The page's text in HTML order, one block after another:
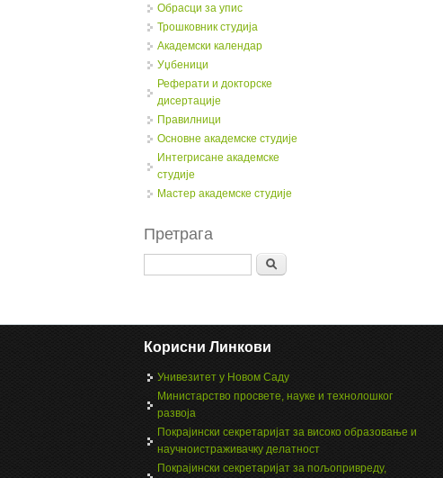
Обрасци за упис
Трошковник студија
Академски календар
Уџбеници
Реферати и докторске
дисертације
Правилници
Oсновне академске студије
Интегрисане академске
студије
Мастер академске студије
Претрага
Корисни Линкови
Унивезитет у Новом Саду
Министарство просвете, науке и технолошког
развоја
Покрајински секретаријат за високо образовање и
научноистраживачку делатност
Покрајински секретаријат за пољопривреду,